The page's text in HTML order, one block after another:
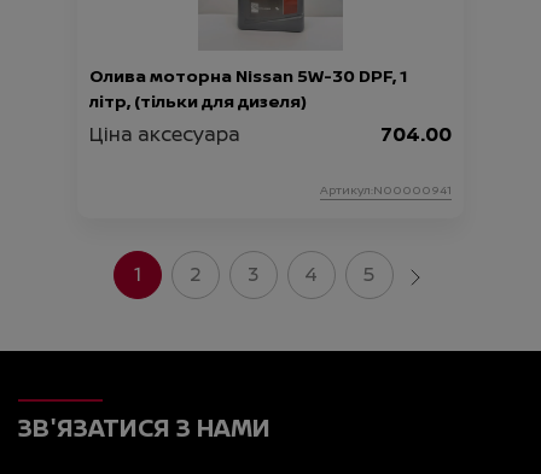
Олива моторна Nissan 5W-30 DPF, 1
літр, (тільки для дизеля)
Ціна аксесуара 704.00
Артикул:N00000941
1 2 3 4 5
ЗВ'ЯЗАТИСЯ З НАМИ